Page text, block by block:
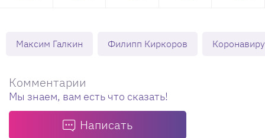
Максим Галкин Филипп Киркоров
Комментарии
Мы знаем, вам есть что сказать!
Написать